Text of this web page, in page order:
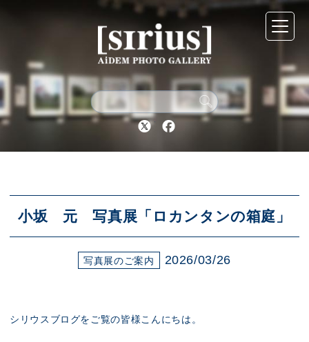
Twitter Facebook
小坂 元 写真展「ロカンタンの箱庭」
写真展のご案内 2026/03/26
シリウスブログをご覧の皆様こんにちは。
シリウスについて
展示スケジュール
アクセス